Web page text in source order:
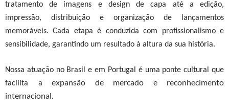
tratamento de imagens e design de capa até a edição,
impressão, distribuição e organização de lançamentos
memoráveis. Cada etapa é conduzida com profissionalismo e
sensibilidade, garantindo um resultado à altura da sua história.
Nossa atuação no Brasil e em Portugal é uma ponte cultural que
facilita a
expansão de mercado e reconhecimento
internacional.